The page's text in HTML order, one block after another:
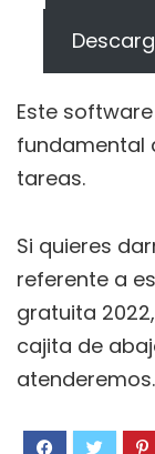
Este
fundamental
tareas.
Si quieres
referente a
gratuita
cajita de
atenderemos.